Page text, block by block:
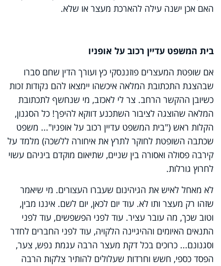
האם אכן ישנה עילה להארכת מעצר או שלא.
בית המשפט עדיין רכוב על אופניו
אם שופטת המעצרים פוזננסקי כץ ועורך הדין שחם סברו
שבהצגת התכתובת המלאה איכשהו יימצאו להם נקודות זכות
כשיובן ההקשר הרחב. צר לי לאכזב, מי שנחשף לתכתובת
המלאה שהוצגה לציבור השתכנע דווקא להיפך! כל הסגנון,
הקלות ראש ("בית המשפט עדיין רכוב על אופניו"... משפט
שכתבה השופטת לחוקר לתרץ את איחורה ללשכה) מלמד על
קירבה פסולה ואסורה בין שניים, שתיאום מוקדם ביניהם עשוי
לחרוץ גורלות.
לא מאחל לאיש את הגיהינום שעברו העצורים. מי שיאמר
שזהו רק מעצר ותו לא. עוד יום לכאן, יום לשם. איננו מבין,
וטוב שכך, מה עובר עציר. עוד לפני הפשפשים, עוד לפני
התנאים האיומים וההיגיינה הלקויה, עוד לפני החברים לחדר
וסגנונם... כרוכים בכל דקת מעצר הרבה עגמת נפש, צער,
הפסד כספי, חשש וחרדות שעלולים להותיר צלקות הרבה